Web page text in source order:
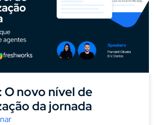
O novo nível de
da jornada